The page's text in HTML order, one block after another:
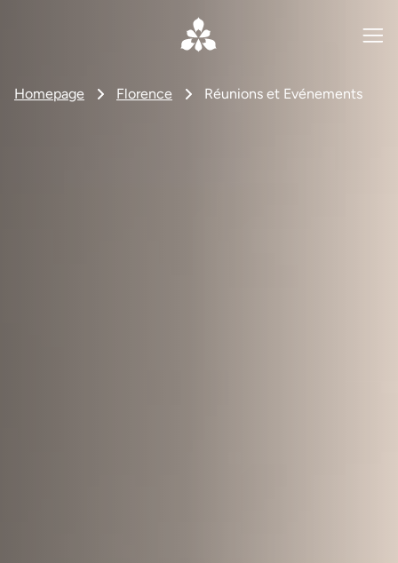
Homepage Florence Réunions et Evénements